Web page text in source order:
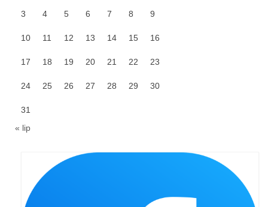
Wigilia Paschalna 30.03.2024
Odpust 2024
Galerie 2023
Bierzmowanie 27.11.2023
Niedziela Palmowa 2023
3 4 5 6 7 8 9
10 11 12 13 14 15 16
17 18 19 20 21 22 23
24 25 26 27 28 29 30
31
« lip